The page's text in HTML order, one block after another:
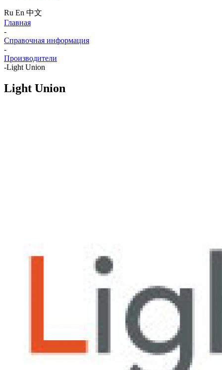
Ru En 中文
Главная
-
Справочная информация
-
Производители
-Light Union
Light Union